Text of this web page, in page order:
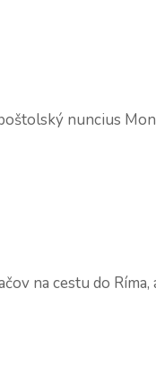
nuncius
na cestu do